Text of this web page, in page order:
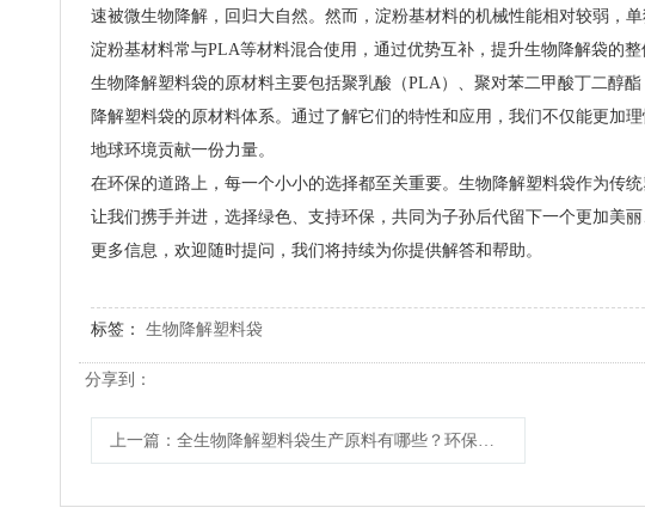
速被微生物降解，回归大自然。然而，淀粉基材料的机械性能相对较弱，
淀粉基材料常与PLA等材料混合使用，通过优势互补，提升生物降解袋的整
生物降解塑料袋的原材料主要包括聚乳酸（PLA）、聚对苯二甲酸丁二醇
降解塑料袋的原材料体系。通过了解它们的特性和应用，我们不仅能更加
地球环境贡献一份力量。
在环保的道路上，每一个小小的选择都至关重要。生物降解塑料袋作为传
让我们携手并进，选择绿色、支持环保，共同为子孙后代留下一个更加美
更多信息，欢迎随时提问，我们将持续为你提供解答和帮助。
标签： 生物降解塑料袋
分享到：
上一篇 ：全生物降解塑料袋生产原料有哪些？环保吗？